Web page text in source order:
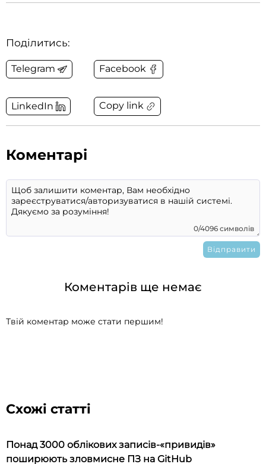
Поділитись:
Telegram Facebook
LinkedIn Copy link
Коментарі
0/4096 символів
Коментарів ще немає
Твій коментар може стати першим!
Схожі статті
Понад 3000 облікових записів-«привидів»
поширюють зловмисне ПЗ на GitHub